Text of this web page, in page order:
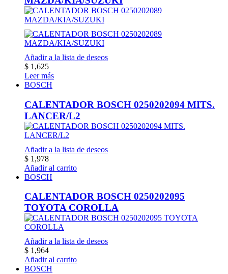
Añadir a la lista de deseos
$ 1,625
Leer más
BOSCH
CALENTADOR BOSCH 0250202094 MITS.
LANCER/L2
Añadir a la lista de deseos
$ 1,978
Añadir al carrito
BOSCH
CALENTADOR BOSCH 0250202095
TOYOTA COROLLA
Añadir a la lista de deseos
$ 1,964
Añadir al carrito
BOSCH